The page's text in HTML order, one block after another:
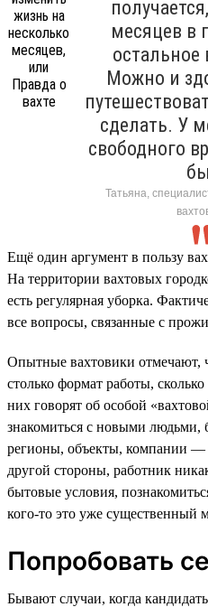
месяцев в
Можно и
сделать. У
свободного
Татьяна,
Ещё один аргумент в пользу
На территории вахтовых
есть регулярная уборка.
все вопросы, связанные с
Опытные вахтовики отмечают,
столько формат работы,
них говорят об особой
знакомиться с новыми людьми,
регионы, объекты, компании —
другой стороны, работник
бытовые условия,
кого-то это уже существенный
Попробовать
Бывают случаи, когда